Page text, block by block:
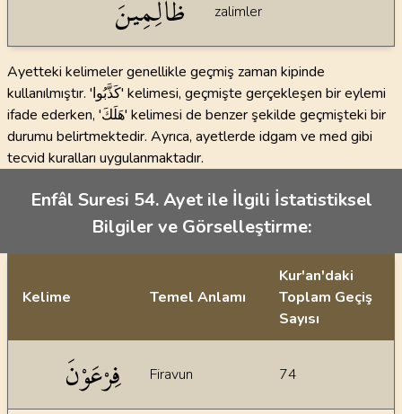
ظَالِمِينَ zalimler
Ayetteki kelimeler genellikle geçmiş zaman kipinde
kullanılmıştır. 'كَذَّبُوا' kelimesi, geçmişte gerçekleşen bir eylemi
ifade ederken, 'هَلَكَ' kelimesi de benzer şekilde geçmişteki bir
durumu belirtmektedir. Ayrıca, ayetlerde idgam ve med gibi
tecvid kuralları uygulanmaktadır.
Enfâl Suresi 54. Ayet ile İlgili İstatistiksel
Bilgiler ve Görselleştirme:
Kelime Temel Anlamı
Kur'an'daki
Toplam Geçiş
Sayısı
فِرْعَوْنَ Firavun 74